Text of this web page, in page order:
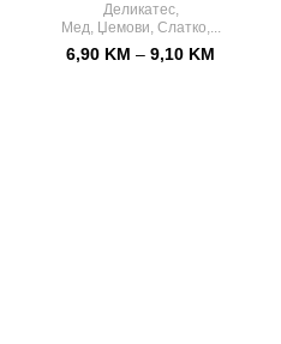
Деликатес,
Мед, Џемови, Слатко,...
6,90 KM – 9,10 KM